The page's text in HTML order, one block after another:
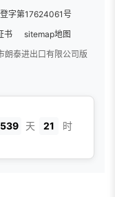
字第17624061号
书
sitemap地图
朗泰进出口有限公司版
天 21
时